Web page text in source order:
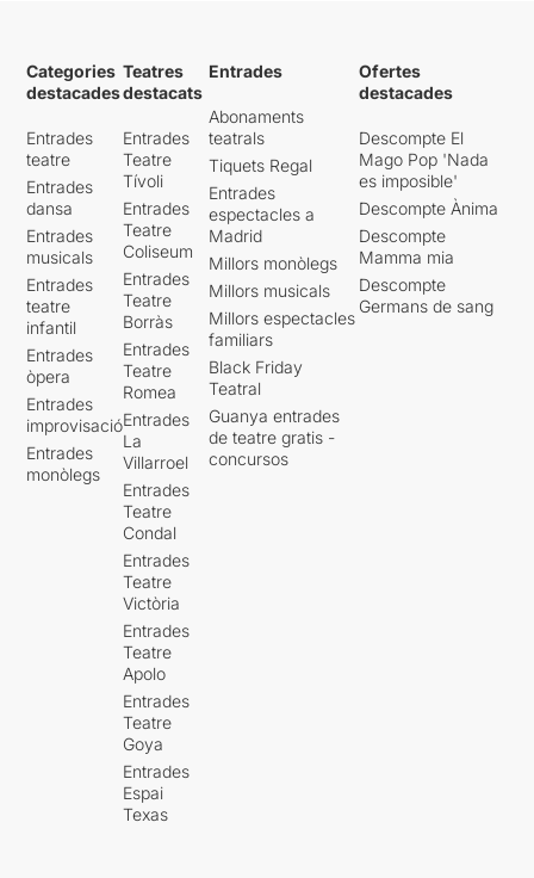
Categories
destacades
Entrades
teatre
Entrades
dansa
Entrades
musicals
Entrades
teatre
infantil
Entrades
òpera
Entrades
improvisació
Entrades
monòlegs
Teatres
destacats
Entrades
Teatre
Tívoli
Entrades
Teatre
Coliseum
Entrades
Teatre
Borràs
Entrades
Teatre
Romea
Entrades
La
Villarroel
Entrades
Teatre
Condal
Entrades
Teatre
Victòria
Entrades
Teatre
Apolo
Entrades
Teatre
Goya
Entrades
Espai
Texas
Entrades
Abonaments
teatrals
Tiquets Regal
Entrades
espectacles a
Madrid
Millors monòlegs
Millors musicals
Millors espectacles
familiars
Black Friday
Teatral
Guanya entrades
de teatre gratis -
concursos
Ofertes
destacades
Descompte El
Mago Pop 'Nada
es imposible'
Descompte Ànima
Descompte
Mamma mia
Descompte
Germans de sang